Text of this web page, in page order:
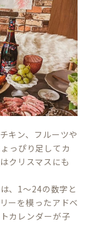
キン、フルーツや
っぴり足してカ
はクリスマスにも
、1～24の数字と
ーを模ったアドベ
カレンダーが子